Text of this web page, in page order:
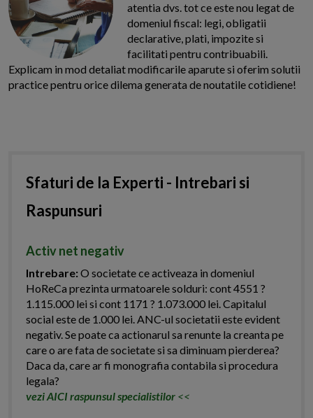
atentia dvs. tot ce este nou legat de
domeniul fiscal: legi, obligatii
declarative, plati, impozite si
facilitati pentru contribuabili.
Explicam in mod detaliat modificarile aparute si oferim solutii
practice pentru orice dilema generata de noutatile cotidiene!
Sfaturi de la Experti - Intrebari si
Raspunsuri
Activ net negativ
Intrebare:O societate ce activeaza in domeniul
HoReCa prezinta urmatoarele solduri: cont 4551 ?
1.115.000 lei si cont 1171 ? 1.073.000 lei. Capitalul
social este de 1.000 lei. ANC-ul societatii este evident
negativ. Se poate ca actionarul sa renunte la creanta pe
care o are fata de societate si sa diminuam pierderea?
Daca da, care ar fi monografia contabila si procedura
legala?
vezi AICI raspunsul specialistilor <<